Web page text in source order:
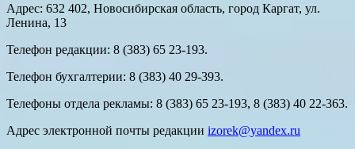
Адрес: 632 402, Новосибирская область, город Каргат, ул.
Ленина, 13
Телефон редакции: 8 (383) 65 23-193.
Телефон бухгалтерии: 8 (383) 40 29-393.
Телефоны отдела рекламы: 8 (383) 65 23-193, 8 (383) 40 22-363.
Адрес электронной почты редакции izorek@yandex.ru